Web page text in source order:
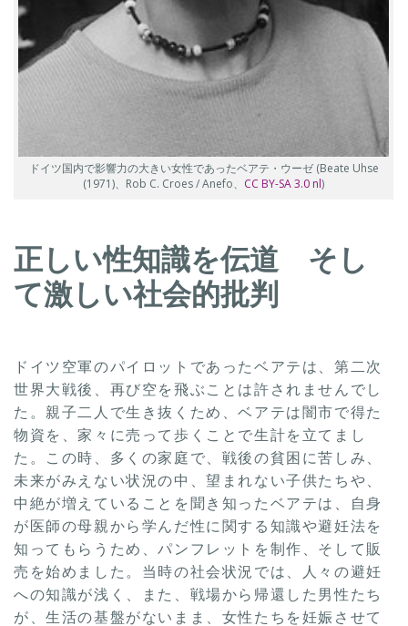
ドイツ国内で影響力の大きい女性であったベアテ・ウーゼ (Beate Uhse
(1971)、Rob C. Croes / Anefo、 CC BY-SA 3.0 nl)
正しい性知識を伝道 そし
て激しい社会的批判
ドイツ空軍のパイロットであったベアテは、第二次
世界大戦後、再び空を飛ぶことは許されませんでし
た。親子二人で生き抜くため、ベアテは闇市で得た
物資を、家々に売って歩くことで生計を立てまし
た。この時、多くの家庭で、戦後の貧困に苦しみ、
未来がみえない状況の中、望まれない子供たちや、
中絶が増えていることを聞き知ったベアテは、自身
が医師の母親から学んだ性に関する知識や避妊法を
知ってもらうため、パンフレットを制作、そして販
売を始めました。当時の社会状況では、人々の避妊
への知識が浅く、また、戦場から帰還した男性たち
が、生活の基盤がないまま、女性たちを妊娠させて